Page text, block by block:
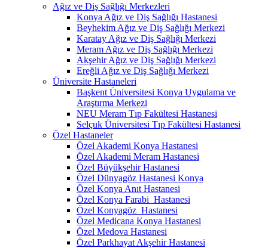
Ağız ve Diş Sağlığı Merkezleri
Konya Ağız ve Diş Sağlığı Hastanesi
Beyhekim Ağız ve Diş Sağlığı Merkezi
Karatay Ağız ve Diş Sağlığı Merkezi
Meram Ağız ve Diş Sağlığı Merkezi
Akşehir Ağız ve Diş Sağlığı Merkezi
Ereğli Ağız ve Diş Sağlığı Merkezi
Üniversite Hastaneleri
Başkent Üniversitesi Konya Uygulama ve
Araştırma Merkezi
NEU Meram Tıp Fakültesi Hastanesi
Selçuk Üniversitesi Tıp Fakültesi Hastanesi
Özel Hastaneler
Özel Akademi Konya Hastanesi
Özel Akademi Meram Hastanesi
Özel Büyükşehir Hastanesi
Özel Dünyagöz Hastanesi Konya
Özel Konya Anıt Hastanesi
Özel Konya Farabi Hastanesi
Özel Konyagöz Hastanesi
Özel Medicana Konya Hastanesi
Özel Medova Hastanesi
Özel Parkhayat Akşehir Hastanesi